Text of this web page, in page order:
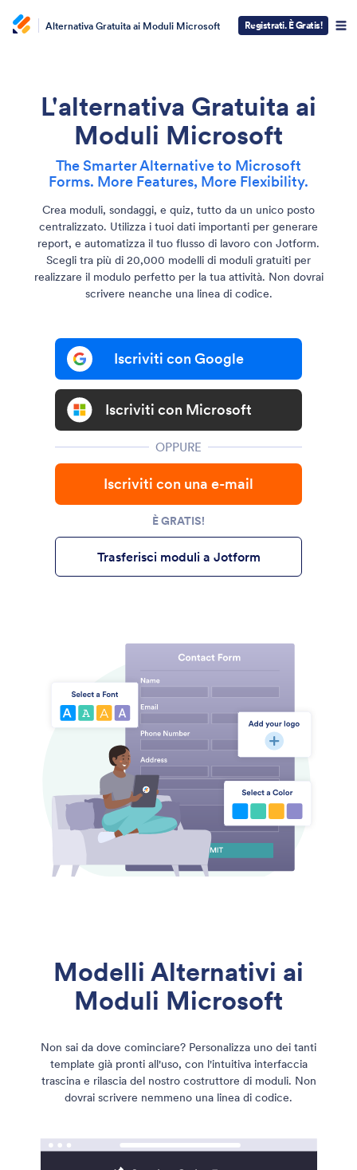
Alternativa Gratuita ai Moduli Microsoft Registrati. È Gratis!
L'alternativa Gratuita ai
Moduli Microsoft
The Smarter Alternative to Microsoft
Forms. More Features, More Flexibility.
Crea moduli, sondaggi, e quiz, tutto da un unico posto
centralizzato. Utilizza i tuoi dati importanti per generare
report, e automatizza il tuo flusso di lavoro con Jotform.
Scegli tra più di 20,000 modelli di moduli gratuiti per
realizzare il modulo perfetto per la tua attività. Non dovrai
scrivere neanche una linea di codice.
Iscriviti con Google
Iscriviti con Microsoft
OPPURE
Iscriviti con una e-mail
È GRATIS!
Trasferisci moduli a Jotform
Modelli Alternativi ai
Moduli Microsoft
Non sai da dove cominciare? Personalizza uno dei tanti
template già pronti all'uso, con l'intuitiva interfaccia
trascina e rilascia del nostro costruttore di moduli. Non
dovrai scrivere nemmeno una linea di codice.